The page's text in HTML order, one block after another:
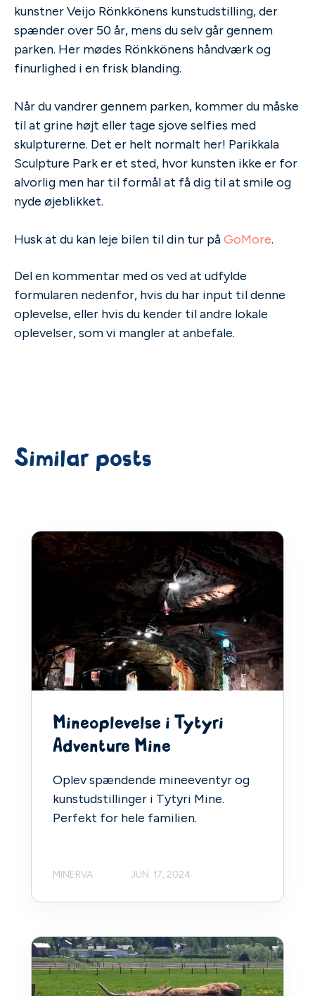
kunstner Veijo Rönkkönens kunstudstilling, der
spænder over 50 år, mens du selv går gennem
parken. Her mødes Rönkkönens håndværk og
finurlighed i en frisk blanding.
Når du vandrer gennem parken, kommer du måske
til at grine højt eller tage sjove selfies med
skulpturerne. Det er helt normalt her! Parikkala
Sculpture Park er et sted, hvor kunsten ikke er for
alvorlig men har til formål at få dig til at smile og
nyde øjeblikket.
Husk at du kan leje bilen til din tur påGoMore.
Del en kommentar med os ved at udfylde
formularen nedenfor, hvis du har input til denne
oplevelse, eller hvis du kender til andre lokale
oplevelser, som vi mangler at anbefale.
Similar posts
Mineoplevelse i Tytyri
Adventure Mine
Oplev spændende mineeventyr og
kunstudstillinger i Tytyri Mine.
Perfekt for hele familien.
MINERVA JUN. 17, 2024